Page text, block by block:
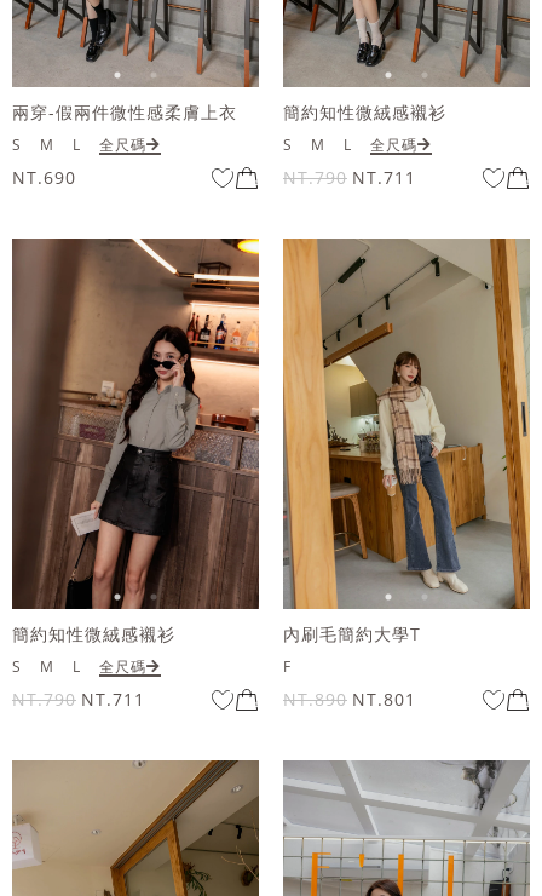
兩穿-假兩件微性感柔膚上衣
S M L 全尺碼
NT.690
簡約知性微絨感襯衫
S M L 全尺碼
NT.790 NT.711
簡約知性微絨感襯衫
S M L 全尺碼
NT.790 NT.711
內刷毛簡約大學T
F
NT.890 NT.801